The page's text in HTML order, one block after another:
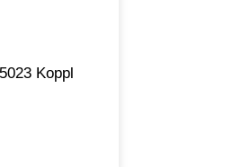
Koppl